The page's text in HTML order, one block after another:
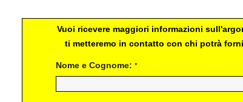
Vuoi ricevere maggiori informazioni
ti metteremo in contatto con chi potrà
Nome e Cognome: *